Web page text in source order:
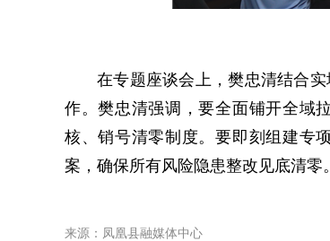
在专题座谈会上，樊忠清结合
作。樊忠清强调，要全面铺开全域
核、销号清零制度。要即刻组建专
案，确保所有风险隐患整改见底清零。
来源：凤凰县融媒体中心